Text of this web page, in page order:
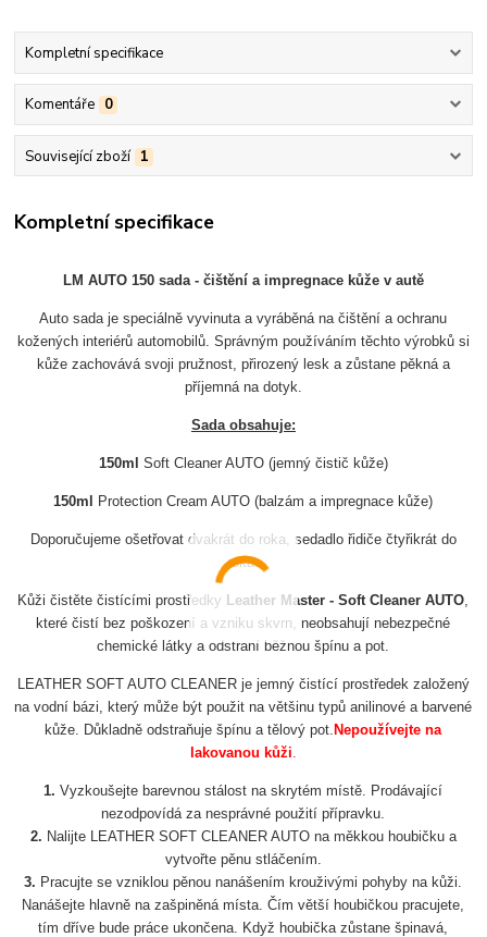
Kompletní specifikace
Komentáře 0
Související zboží 1
Kompletní specifikace
LM AUTO 150 sada - čištění a impregnace kůže v autě
Auto sada je speciálně vyvinuta a vyráběná na čištění a ochranu
kožených interiérů automobilů. Správným používáním těchto výrobků si
kůže zachovává svoji pružnost, přirozený lesk a zůstane pěkná a
příjemná na dotyk.
Sada obsahuje:
150ml Soft Cleaner AUTO (jemný čistič kůže)
150ml Protection Cream AUTO (balzám a impregnace kůže)
Doporučujeme ošetřovat dvakrát do roka, sedadlo řidiče čtyřikrát do
roka.
Kůži čistěte čistícími prostředky Leather Master - Soft Cleaner AUTO
které čistí bez poškození a vzniku skvrn, neobsahují nebezpečné
chemické látky a odstraní běžnou špínu a pot.
LEATHER SOFT AUTO CLEANER je jemný čistící prostředek založený
na vodní bázi, který může být použit na většinu typů anilinové a barvené
kůže. Důkladně odstraňuje špínu a tělový pot.Nepoužívejte na
lakovanou kůži
1. Vyzkoušejte barevnou stálost na skrytém místě. Prodávající
nezodpovídá za nesprávné použití přípravku.
2. Nalijte LEATHER SOFT CLEANER AUTO na měkkou houbičku a
vytvořte pěnu stláčením.
3. Pracujte se vzniklou pěnou nanášením krouživými pohyby na kůži.
Nanášejte hlavně na zašpiněná místa. Čím větší houbičkou pracujete,
tím dříve bude práce ukončena. Když houbička zůstane špinavá,